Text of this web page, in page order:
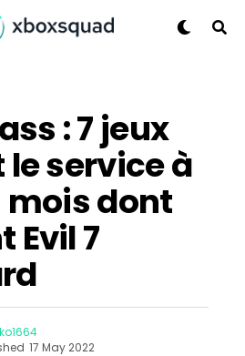
: 7 jeux
service à
mois dont
Evil 7
17 May 2022